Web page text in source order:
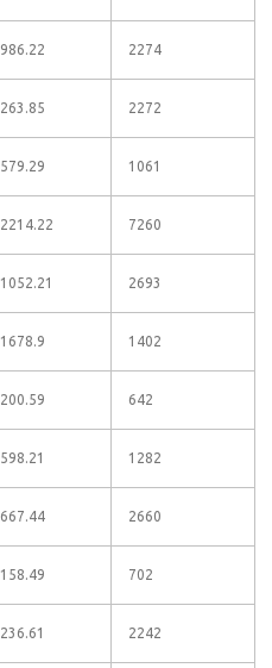
986.22 2274
263.85 2272
579.29 1061
2214.22 7260
1052.21 2693
1678.9 1402
200.59 642
598.21 1282
667.44 2660
158.49 702
236.61 2242